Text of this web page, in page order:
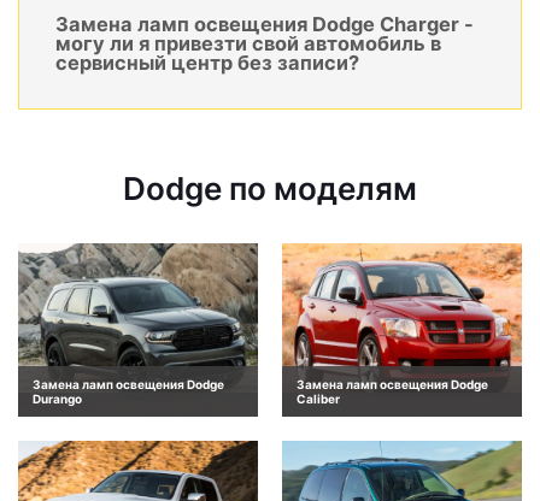
Замена ламп освещения Dodge Charger -
могу ли я привезти свой автомобиль в
сервисный центр без записи?
Dodge по моделям
Замена ламп освещения Dodge
Durango
Замена ламп освещения Dodge
Caliber